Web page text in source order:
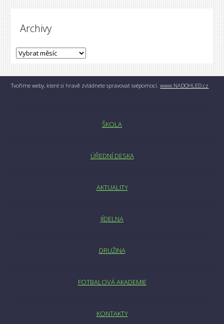
Archivy
Tvoříme weby, které si hravě zvládnete spravovat svépomocí.www.NADOHLED.cz
ŠKOLA
ÚŘEDNÍ DESKA
AKTUALITY
JÍDELNA
DRUŽINA
FOTBALOVÁ AKADEMIE
KONTAKTY